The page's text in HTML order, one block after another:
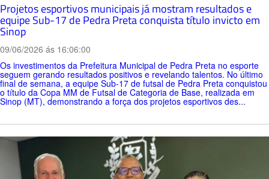
Projetos esportivos municipais já mostram resultados e
equipe Sub-17 de Pedra Preta conquista título invicto em
Sinop
09/06/2026 ás 16:06:00
Os investimentos da Prefeitura Municipal de Pedra Preta no esporte
seguem gerando resultados positivos e revelando talentos. No último
final de semana, a equipe Sub-17 de futsal de Pedra Preta conquistou
o título da Copa MM de Futsal de Categoria de Base, realizada em
Sinop (MT), demonstrando a força dos projetos esportivos des...